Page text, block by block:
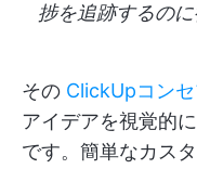
捗を追跡するの
その ClickUpコン
アイデアを視覚的
です。簡単なカス